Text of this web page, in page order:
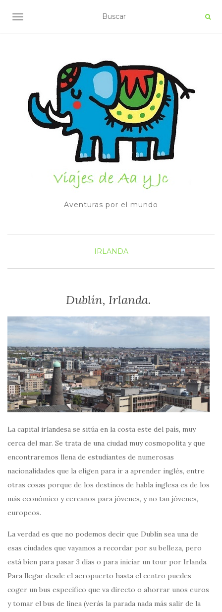
ALTERNAR NAVEGACIÓN
Aventuras por el mundo
IRLANDA
Dublín, Irlanda.
La capital irlandesa se sitúa en la costa este del país, muy
cerca del mar. Se trata de una ciudad muy cosmopolita y que
encontraremos llena de estudiantes de numerosas
nacionalidades que la eligen para ir a aprender inglés, entre
otras cosas porque de los destinos de habla inglesa es de los
más económico y cercanos para jóvenes, y no tan jóvenes,
europeos.
La verdad es que no podemos decir que Dublín sea una de
esas ciudades que vayamos a recordar por su belleza, pero
está bien para pasar 3 días o para iniciar un tour por Irlanda.
Para llegar desde el aeropuerto hasta el centro puedes
coger un bus específico que va directo o ahorrar unos euros
y tomar el bus de línea (verás la parada nada más salir de la